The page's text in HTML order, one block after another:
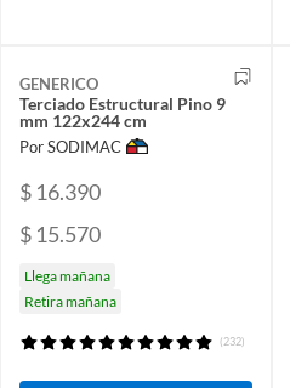
GENERICO
Terciado Estructural Pino 9
mm 122x244 cm
Por SODIMAC
$ 16.390
$ 15.570
Llega mañana
Retira mañana
(232)